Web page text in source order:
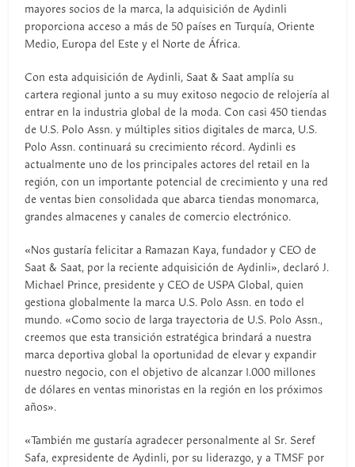
mayores socios de la marca, la adquisición de Aydinli
proporciona acceso a más de 50 países en Turquía, Oriente
Medio, Europa del Este y el Norte de África.
Con esta adquisición de Aydinli, Saat & Saat amplía su
cartera regional junto a su muy exitoso negocio de relojería al
entrar en la industria global de la moda. Con casi 450 tiendas
de U.S. Polo Assn. y múltiples sitios digitales de marca, U.S.
Polo Assn. continuará su crecimiento récord. Aydinli es
actualmente uno de los principales actores del retail en la
región, con un importante potencial de crecimiento y una red
de ventas bien consolidada que abarca tiendas monomarca,
grandes almacenes y canales de comercio electrónico.
«Nos gustaría felicitar a Ramazan Kaya, fundador y CEO de
Saat & Saat, por la reciente adquisición de Aydinli», declaró J.
Michael Prince, presidente y CEO de USPA Global, quien
gestiona globalmente la marca U.S. Polo Assn. en todo el
mundo. «Como socio de larga trayectoria de U.S. Polo Assn.,
creemos que esta transición estratégica brindará a nuestra
marca deportiva global la oportunidad de elevar y expandir
nuestro negocio, con el objetivo de alcanzar 1.000 millones
de dólares en ventas minoristas en la región en los próximos
años».
«También me gustaría agradecer personalmente al Sr. Seref
Safa, expresidente de Aydinli, por su liderazgo, y a TMSF por